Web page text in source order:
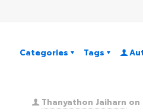
Categories Tags
Thanyathon Jaiharn on